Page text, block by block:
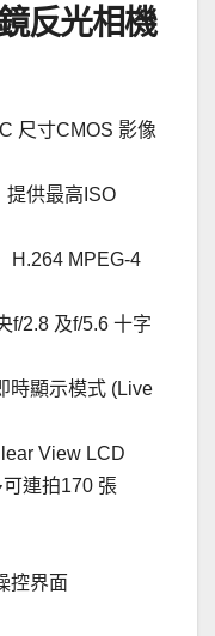
反光相機
尺寸CMOS 影像
提供最高ISO
H.264 MPEG-4
f/2.8 及f/5.6 十字
時顯示模式 (Live
View LCD
連拍170 張
控界面